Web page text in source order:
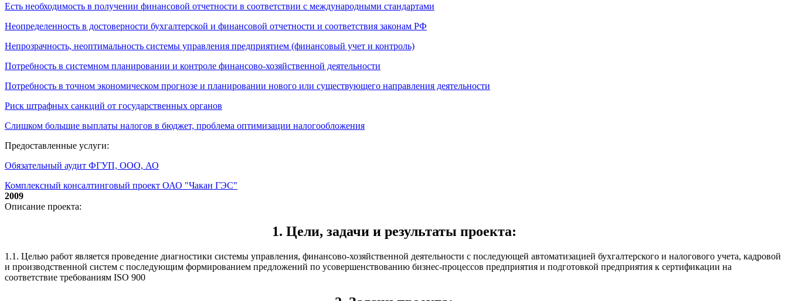
Есть необходимость в получении финансовой отчетности в соответствии с международными стандартами
Неопределенность в достоверности бухгалтерской и финансовой отчетности и соответствия законам РФ
Непрозрачность, неоптимальность системы управления предприятием (финансовый учет и контроль)
Потребность в системном планировании и контроле финансово-хозяйственной деятельности
Потребность в точном экономическом прогнозе и планировании нового или существующего направления деятельности
Риск штрафных санкций от государственных органов
Слишком большие выплаты налогов в бюджет, проблема оптимизации налогообложения
Предоставленные услуги:
Обязательный аудит ФГУП, ООО, АО
Комплексный консалтинговый проект ОАО "Чакан ГЭС"
2009
Описание проекта:
1. Цели, задачи и результаты проекта:
1.1. Целью работ является проведение диагностики системы управления, финансово-хозяйственной деятельности с последующей автоматизацией бухгалтерского и налогового учета, кадровой
и производственной систем с последующим формированием предложений по усовершенствованию бизнес-процессов предприятия и подготовкой предприятия к сертификации на
соответствие требованиям ISO 900